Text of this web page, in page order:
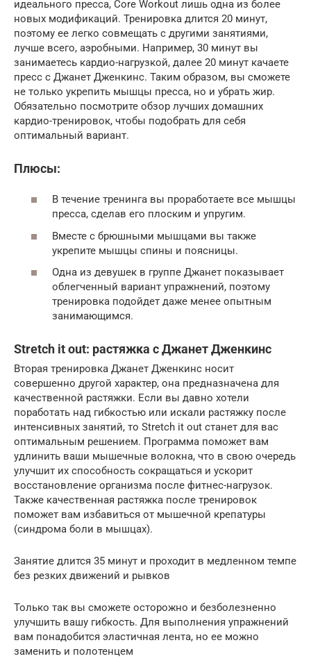
идеального пресса, Core Workout лишь одна из более
новых модификаций. Тренировка длится 20 минут,
поэтому ее легко совмещать с другими занятиями,
лучше всего, аэробными. Например, 30 минут вы
занимаетесь кардио-нагрузкой, далее 20 минут качаете
пресс с Джанет Дженкинс. Таким образом, вы сможете
не только укрепить мышцы пресса, но и убрать жир.
Обязательно посмотрите обзор лучших домашних
кардио-тренировок, чтобы подобрать для себя
оптимальный вариант.
Плюсы:
В течение тренинга вы проработаете все мышцы
пресса, сделав его плоским и упругим.
Вместе с брюшными мышцами вы также
укрепите мышцы спины и поясницы.
Одна из девушек в группе Джанет показывает
облегченный вариант упражнений, поэтому
тренировка подойдет даже менее опытным
занимающимся.
Stretch it out: растяжка с Джанет Дженкинс
Вторая тренировка Джанет Дженкинс носит
совершенно другой характер, она предназначена для
качественной растяжки. Если вы давно хотели
поработать над гибкостью или искали растяжку после
интенсивных занятий, то Stretch it out станет для вас
оптимальным решением. Программа поможет вам
удлинить ваши мышечные волокна, что в свою очередь
улучшит их способность сокращаться и ускорит
восстановление организма после фитнес-нагрузок.
Также качественная растяжка после тренировок
поможет вам избавиться от мышечной крепатуры
(синдрома боли в мышцах).
Занятие длится 35 минут и проходит в медленном темпе
без резких движений и рывков
Только так вы сможете осторожно и безболезненно
улучшить вашу гибкость. Для выполнения упражнений
вам понадобится эластичная лента, но ее можно
заменить и полотенцем